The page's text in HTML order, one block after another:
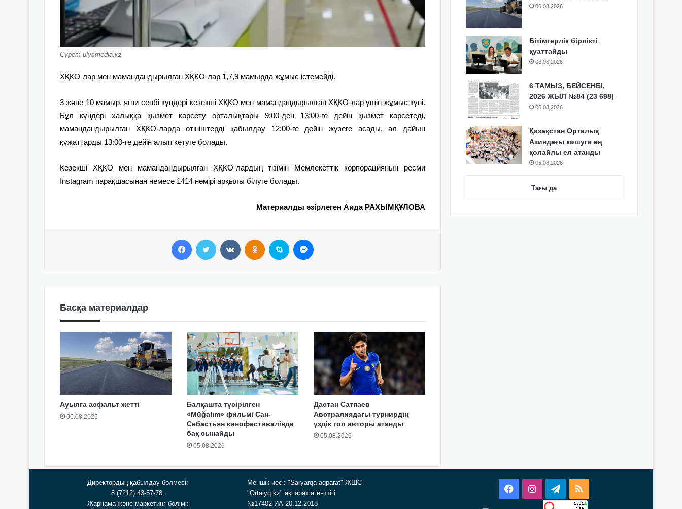
Сурет ulysmedia.kz
ХҚКО-лар мен мамандандырылған ХҚКО-лар 1,7,9 мамырда жұмыс істемейді.
3 және 10 мамыр, яғни сенбі күндері кезекші ХҚКО мен мамандандырылған ХҚКО-лар үшін жұмыс күні.
Бұл күндері халыққа қызмет көрсету орталықтары 9:00-ден 13:00-ге дейін қызмет көрсетеді,
мамандандырылған ХҚКО-ларда өтініштерді қабылдау 12:00-ге дейін жүзеге асады, ал дайын
құжаттарды 13:00-ге дейін алып кетуге болады.
Кезекші ХҚКО мен мамандандырылған ХҚКО-лардың тізімін Мемлекеттік корпорацияның ресми
Instagram парақшасынан немесе 1414 нөмірі арқылы білуге болады.
Материалды әзірлеген Аида РАХЫМҚҰЛОВА
Басқа материалдар
Ауылға асфальт жетті
06.08.2026
Балқашта түсірілген
«Mūğalım» фильмі Сан-
Себастьян кинофестивалінде
бақ сынайды
05.08.2026
Дастан Сатпаев
Австралиядағы турнирдің
үздік гол авторы атанды
05.08.2026
06.08.2026
Бітімгерлік бірлікті
қуаттайды
06.08.2026
6 ТАМЫЗ, БЕЙСЕНБІ,
2026 ЖЫЛ №84 (23 698)
06.08.2026
Қазақстан Орталық
Азиядағы көшуге ең
қолайлы ел атанды
05.08.2026
Тағы да
Директордың қабылдау бөлмесі:
8 (7212) 43-57-78,
Жарнама және маркетинг бөлімі:
Меншік иесі: "Saryarqa aqparat" ЖШС
"Ortalyq.kz" ақпарат агенттігі
№17402-ИА 20.12.2018
FacebookInstagramTelegram
RSS